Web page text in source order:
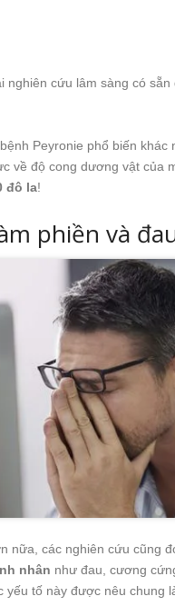
nghiên cứu lâm sàng có
Peyronie phổ biến
về độ cong dương vật của
đô la!
phiền và
nữa, các nghiên cứu cũng
nhân như đau, cương
yếu tố này được nêu chung